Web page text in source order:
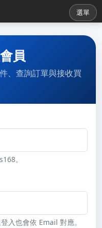
選單
員
、查詢訂單與接收買
。
入也會依 Email 對應。